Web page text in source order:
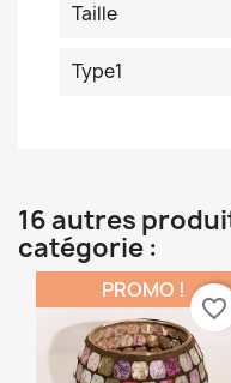
Taille
Type1
16 autres
catégorie :
PROMO !
favorite_border